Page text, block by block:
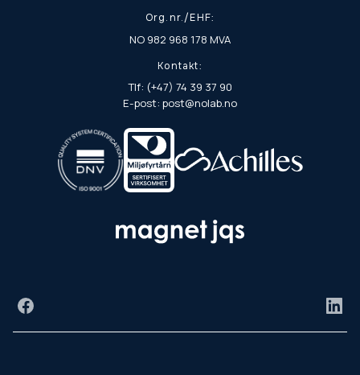
Org.nr./EHF:
NO 982 968 178 MVA
Kontakt:
Tlf: (+47) 74 39 37 90
E-post: post@nolab.no
Facebook